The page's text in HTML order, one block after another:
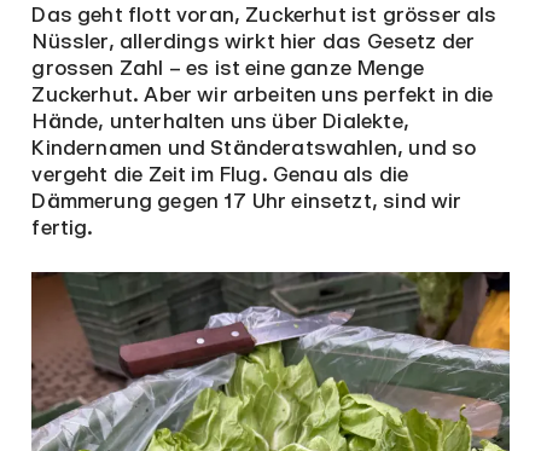
Das geht flott voran, Zuckerhut ist grösser als
Nüssler, allerdings wirkt hier das Gesetz der
grossen Zahl – es ist eine ganze Menge
Zuckerhut. Aber wir arbeiten uns perfekt in die
Hände, unterhalten uns über Dialekte,
Kindernamen und Ständeratswahlen, und so
vergeht die Zeit im Flug. Genau als die
Dämmerung gegen 17 Uhr einsetzt, sind wir
fertig.